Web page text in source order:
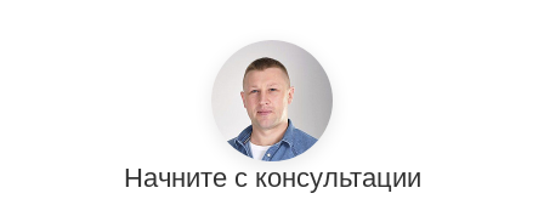
Начните с консультации